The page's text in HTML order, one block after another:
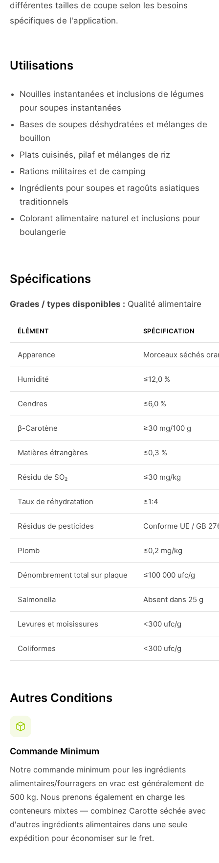
différentes tailles de coupe selon les besoins
spécifiques de l'application.
Utilisations
Nouilles instantanées et inclusions de légumes
pour soupes instantanées
Bases de soupes déshydratées et mélanges de
bouillon
Plats cuisinés, pilaf et mélanges de riz
Rations militaires et de camping
Ingrédients pour soupes et ragoûts asiatiques
traditionnels
Colorant alimentaire naturel et inclusions pour
boulangerie
Spécifications
Grades / types disponibles : Qualité alimentaire
ÉLÉMENT SPÉCIFICATION
Apparence Morceaux séchés
Humidité ≤12,0 %
Cendres ≤6,0 %
β-Carotène ≥30 mg/100 g
Matières étrangères ≤0,3 %
Résidu de SO₂ ≤30 mg/kg
Taux de réhydratation ≥1:4
Résidus de pesticides Conforme UE / GB
Plomb ≤0,2 mg/kg
Dénombrement total sur plaque ≤100 000 ufc/g
Salmonella Absent dans 25 g
Levures et moisissures <300 ufc/g
Coliformes <300 ufc/g
Autres Conditions
Commande Minimum
Notre commande minimum pour les ingrédients
alimentaires/fourragers en vrac est généralement de
500 kg. Nous prenons également en charge les
conteneurs mixtes — combinez Carotte séchée avec
d'autres ingrédients alimentaires dans une seule
expédition pour économiser sur le fret.